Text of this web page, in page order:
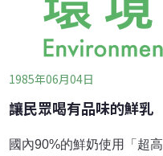
1985年06月04日
讓民眾喝有品味的鮮乳
國內90%的鮮奶使用「超